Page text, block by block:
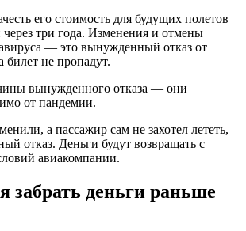
его стоимость для будущих полетов
через три года. Изменения и отмены
— это вынужденный отказ от
билет не пропадут.
вынужденного отказа — они
от пандемии.
а пассажир сам не захотел лететь,
отказ. Деньги будут возвращать с
авиакомпании.
забрать деньги раньше